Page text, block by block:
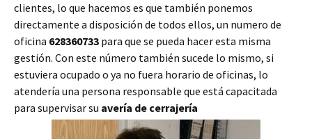
clientes, lo que hacemos es que también ponemos
directamente a disposición de todos ellos, un numero de
oficina 628360733 para que se pueda hacer esta misma
gestión. Con este número también sucede lo mismo, si
estuviera ocupado o ya no fuera horario de oficinas, lo
atendería una persona responsable que está capacitada
para supervisar su avería de cerrajería